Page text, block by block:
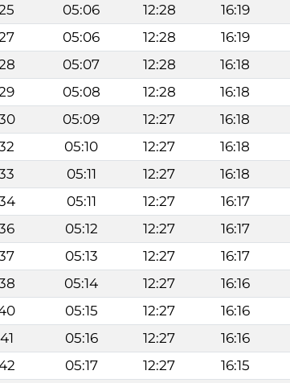
05:06 12:28 16:19
05:06 12:28 16:19
05:07 12:28 16:18
05:08 12:28 16:18
05:09 12:27 16:18
05:10 12:27 16:18
05:11 12:27 16:18
05:11 12:27 16:17
05:12 12:27 16:17
05:13 12:27 16:17
05:14 12:27 16:16
05:15 12:27 16:16
05:16 12:27 16:16
05:17 12:27 16:15